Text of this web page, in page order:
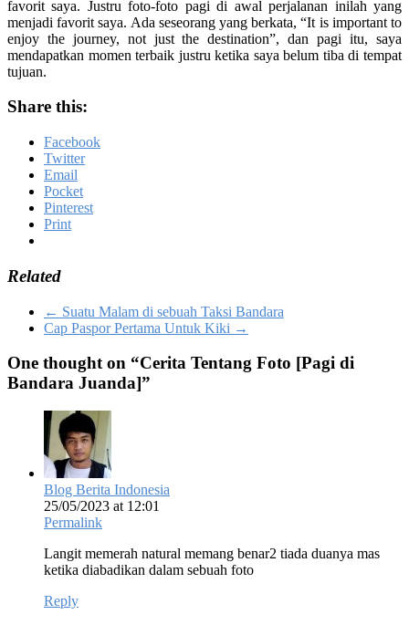
favorit saya. Justru foto-foto pagi di awal perjalanan inilah yang
menjadi favorit saya. Ada seseorang yang berkata, “It is important to
enjoy the journey, not just the destination”, dan pagi itu, saya
mendapatkan momen terbaik justru ketika saya belum tiba di tempat
tujuan.
Share this:
Facebook
Twitter
Email
Pocket
Pinterest
Print
Related
← Suatu Malam di sebuah Taksi Bandara
Cap Paspor Pertama Untuk Kiki →
One thought on “Cerita Tentang Foto [Pagi di
Bandara Juanda]”
Blog Berita Indonesia
25/05/2023 at 12:01
Permalink
Langit memerah natural memang benar2 tiada duanya mas
ketika diabadikan dalam sebuah foto
Reply